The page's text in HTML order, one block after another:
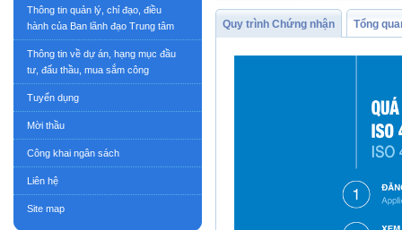
Thông tin quản lý, chỉ đạo, điều
hành của Ban lãnh đạo Trung tâm
Thông tin về dự án, hạng mục đầu
tư, đấu thầu, mua sắm công
Tuyển dụng
Mời thầu
Công khai ngân sách
Liên hệ
Site map
Quy trình Chứng nhận Tổng